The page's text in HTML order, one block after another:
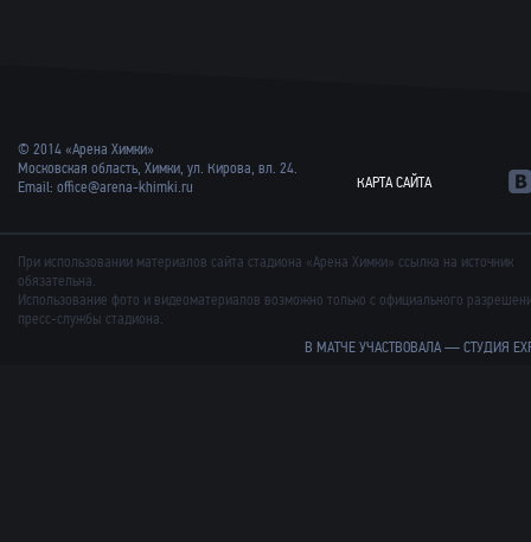
© 2014 «Арена Химки»
Московская область, Химки, ул. Кирова, вл. 24.
Email: office@arena-khimki.ru КАРТА САЙТА
При использовании материалов сайта стадиона «Арена Химки» ссылка на источник
обязательна.
Использование фото и видеоматериалов возможно только с официального
пресс-службы стадиона.
В МАТЧЕ УЧАСТВОВАЛА —СТУДИЯ